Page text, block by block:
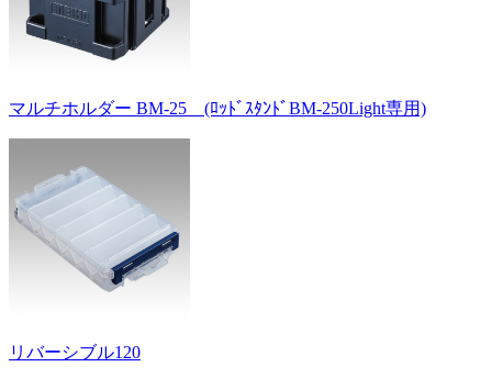
マルチホルダー BM-25 (ﾛｯﾄﾞｽﾀﾝﾄﾞBM-250Light専用)
リバーシブル120